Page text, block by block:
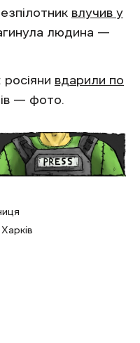
влучив у
людина —
вдарили по
— фото.